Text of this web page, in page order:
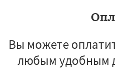
Вы можете
любым удобным